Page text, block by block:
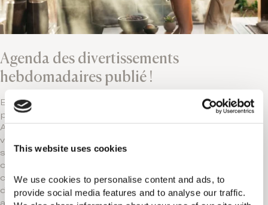
This website uses cookies
We use cookies to personalise content and ads, to
provide social media features and to analyse our traffic.
Agenda des divertissements
hebdomadaires publié !
Envie de soirées inoubliables ? Ne cherchez
plus, tout cela se trouve au bar de la piscine.
Appréciez le mélange harmonieux voix et
violon lors des soirées Live Singing, les airs
suaves du saxophone lounge pour des
conversations sophistiquées et l’élégance
chic de la soirée Chic en blanc avec un DJ et
des cocktails de marque. Détendez-vous
avec des séances de guitare acoustique au